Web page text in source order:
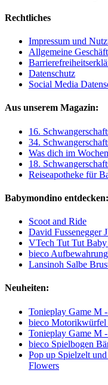
Rechtliches
Impressum und
Allgemeine
Datenschutz
Social Media
Aus unserem Magazin:
16.
34.
Was dich im
18.
Reiseapotheke für
Babymondino entdecken:
Scoot and Ride
David Fussenegger
VTech Tut Tut
bieco
Lansinoh Salbe
Neuheiten:
Tonieplay Game M
bieco
Tonieplay Game M
bieco Spielbogen
Pop up Spielzelt
Flowers